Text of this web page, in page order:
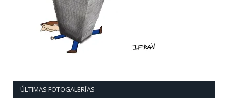
ÚLTIMAS FOTOGALERÍAS